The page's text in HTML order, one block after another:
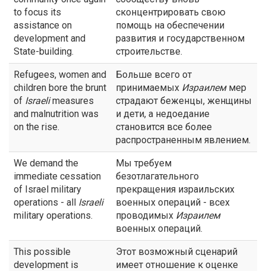
to focus its
assistance on
development and
State-building.
сконцентрировать свою
помощь на обеспечении
развития и государственном
строительстве.
Refugees, women and
children bore the brunt
of Israelimeasures
and malnutrition was
on the rise.
Больше всего от
принимаемых Израилеммер
страдают беженцы, женщины
и дети, а недоедание
становится все более
распространенным явлением.
We demand the
immediate cessation
of Israel military
operations - all Israeli
military operations.
Мы требуем
безотлагательного
прекращения израильских
военных операций - всех
проводимых Израилем
военных операций.
This possible
development is
Этот возможный сценарий
имеет отношение к оценке